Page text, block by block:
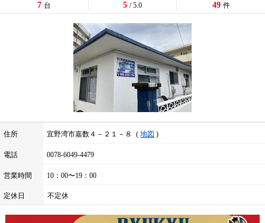
住所 宜野湾市嘉数４－２１－８ 地図
電話 0078-6049-4479
営業時間 10：00〜19：00
定休日 不定休
7 台 5 / 5.0 49 件